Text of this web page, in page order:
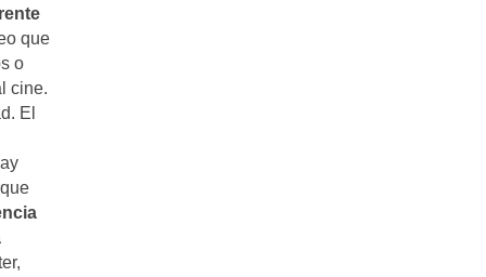
que
o
cine.
El